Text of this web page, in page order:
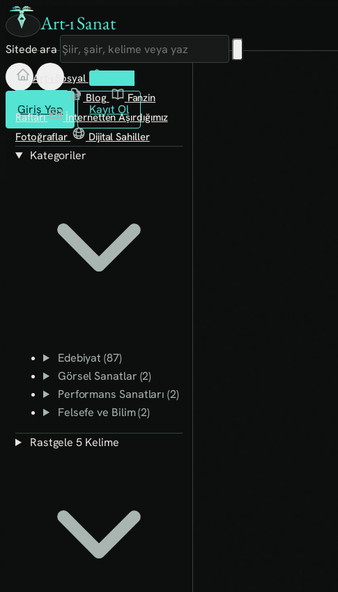
Art-ı Sanat
Sitede ara
Giriş Yap Kayıt Ol
Art-ı Sosyal
Blog
Fanzin
Rafları
İnternetten Aşırdığımız
Fotoğraflar
Dijital Sahiller
Kategoriler
Edebiyat (87)
Görsel Sanatlar (2)
Performans Sanatları (2)
Felsefe ve Bilim (2)
Rastgele 5 Kelime